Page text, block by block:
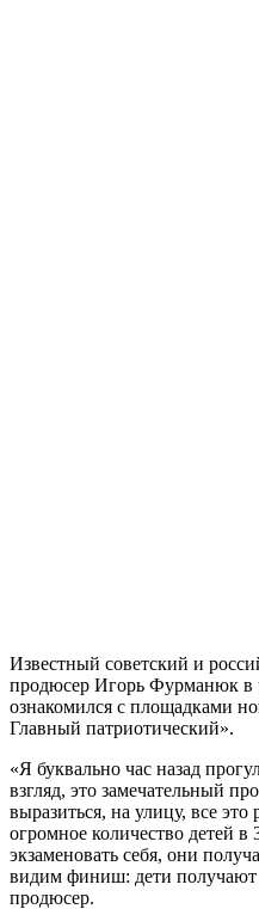
Известный советский и
продюсер Игорь Фурманюк в
ознакомился с площадками
Главный патриотический».
«Я буквально час назад
взгляд, это замечательный
выразиться, на улицу, все
огромное количество детей
экзаменовать себя, они
видим финиш: дети получают
продюсер.